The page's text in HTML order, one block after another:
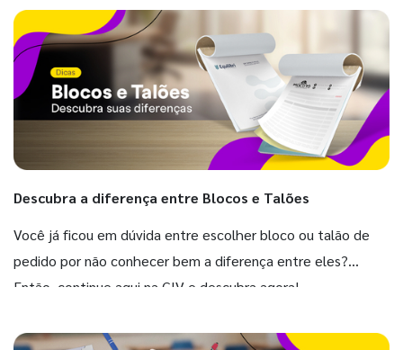
Descubra a diferença entre Blocos e Talões
Você já ficou em dúvida entre escolher bloco ou talão de
pedido por não conhecer bem a diferença entre eles?
Então, continue aqui na GIV e descubra agora!